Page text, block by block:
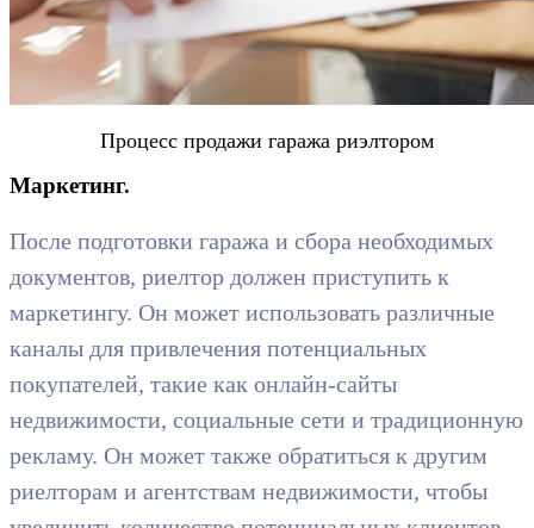
Процесс продажи гаража риэлтором
Маркетинг.
После подготовки гаража и сбора необходимых
документов, риелтор должен приступить к
маркетингу. Он может использовать различные
каналы для привлечения потенциальных
покупателей, такие как онлайн-сайты
недвижимости, социальные сети и традиционную
рекламу. Он может также обратиться к другим
риелторам и агентствам недвижимости, чтобы